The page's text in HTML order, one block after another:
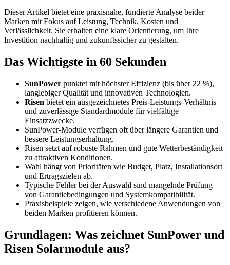
Dieser Artikel bietet eine praxisnahe, fundierte Analyse beider
Marken mit Fokus auf Leistung, Technik, Kosten und
Verlässlichkeit. Sie erhalten eine klare Orientierung, um Ihre
Investition nachhaltig und zukunftssicher zu gestalten.
Das Wichtigste in 60 Sekunden
SunPower punktet mit höchster Effizienz (bis über 22 %),
langlebiger Qualität und innovativen Technologien.
Risen bietet ein ausgezeichnetes Preis-Leistungs-Verhältnis
und zuverlässige Standardmodule für vielfältige
Einsatzzwecke.
SunPower-Module verfügen oft über längere Garantien und
bessere Leistungserhaltung.
Risen setzt auf robuste Rahmen und gute Wetterbeständigkeit
zu attraktiven Konditionen.
Wahl hängt von Prioritäten wie Budget, Platz, Installationsort
und Ertragszielen ab.
Typische Fehler bei der Auswahl sind mangelnde Prüfung
von Garantiebedingungen und Systemkompatibilität.
Praxisbeispiele zeigen, wie verschiedene Anwendungen von
beiden Marken profitieren können.
Grundlagen: Was zeichnet SunPower und
Risen Solarmodule aus?